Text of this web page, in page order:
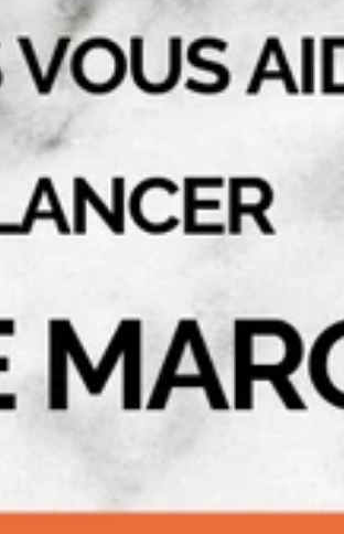
avec moi sur le visuel call de ComeUP ⭐️